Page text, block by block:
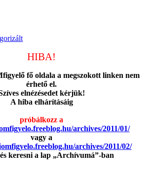
HIBA!
fő oldala a megszokott linken nem
érhető el.
elnézésedet kérjük!
A hiba elhárításáig
próbálkozz a
archives/2011/01/
vagy a
archives/2011/02/
és keresni a lap „Archívumá”-ban